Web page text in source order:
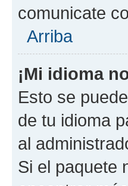
comunicate
Arriba
¡Mi idioma
Esto se
de tu idioma
al
Si el paquete